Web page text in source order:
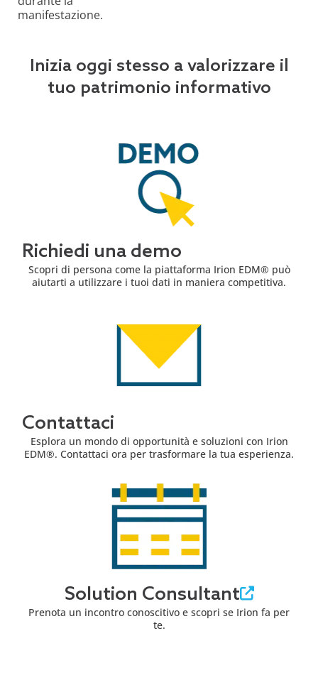
manifestazione.
Inizia oggi stesso a valorizzare il
tuo patrimonio informativo
Richiedi una demo
Scopri di persona come la piattaforma Irion EDM® può
aiutarti a utilizzare i tuoi dati in maniera competitiva.
Contattaci
Esplora un mondo di opportunità e soluzioni con Irion
EDM®. Contattaci ora per trasformare la tua esperienza.
Solution Consultant
Prenota un incontro conoscitivo e scopri se Irion fa per
te.